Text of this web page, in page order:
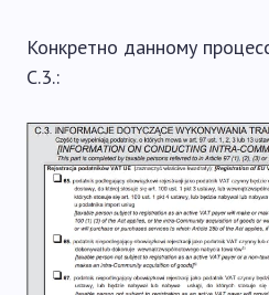
Конкретно данному
C.3.: